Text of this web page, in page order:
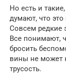
Но есть и
думают, что
Совсем редкие
Все понимают,
бросить
вины не может
трусость.